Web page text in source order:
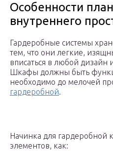
Особенности
внутреннего
Гардеробные системы
тем, что они легкие,
вписаться в любой
Шкафы должны быть
необходимо до мелочей
гардеробной.
Начинка для гардеробной
элементов, как: